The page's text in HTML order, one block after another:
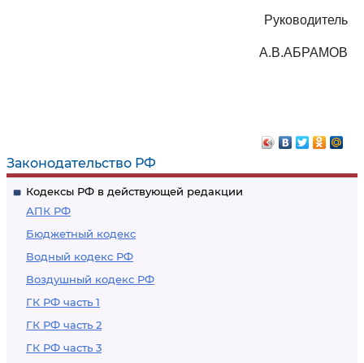
Законодательство РФ
Кодексы РФ в действующей редакции
АПК РФ
Бюджетный кодекс
Водный кодекс РФ
Воздушный кодекс РФ
ГК РФ часть 1
ГК РФ часть 2
ГК РФ часть 3
Руководитель
А.В.АБРАМОВ